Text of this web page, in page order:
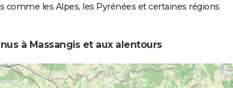
comme les Alpes, les Pyrénées et certaines régions
à Massangis et aux alentours